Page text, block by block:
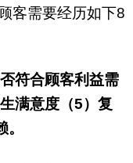
客需要经历如下8
符合顾客利益需
满意度（5）复